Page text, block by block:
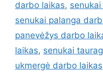
darbo laikas,
senukai palanga
panevėžys darbo
laikas, senukai
ukmergė darbo laikas